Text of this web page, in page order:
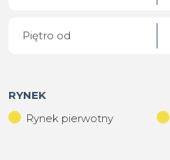
RYNEK
Rynek pierwotny